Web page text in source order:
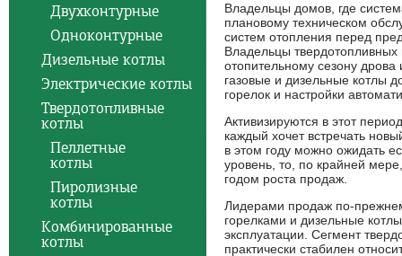
Владельцы домов, где
плановому техническом
систем отопления перед
Владельцы
отопительному сезону дрова
газовые и дизельные котлы
горелок и настройки
Активизируются в этот
каждый хочет встречать
в этом году можно ожидать
уровень, то, по крайней
годом роста продаж.
Лидерами продаж по-
горелками и дизельные
эксплуатации. Сегмент
практически стабилен
Двухконтурные
Одноконтурные
Дизельные котлы
Электрические котлы
Твердотопливные
котлы
Пеллетные
котлы
Пиролизные
котлы
Комбинированные
котлы